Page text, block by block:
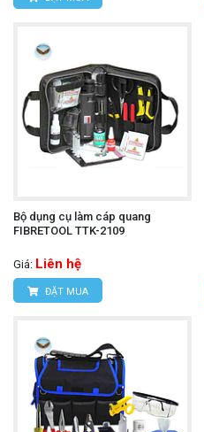
Bộ dụng cụ làm cáp quang
FIBRETOOL TTK-2109
Giá: Liên hệ
ĐẶT MUA